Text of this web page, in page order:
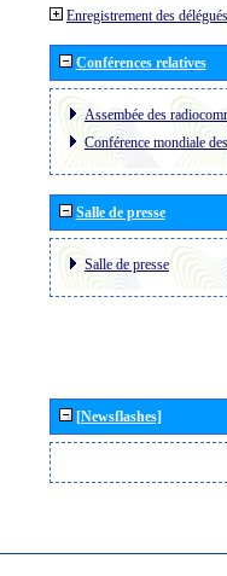
Enregistrement des délégués
Conférences relatives
Assembée des
Conférence mondiale
Salle de presse
Salle de presse
[Newsflashes]